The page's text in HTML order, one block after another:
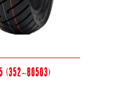
(352-80503)